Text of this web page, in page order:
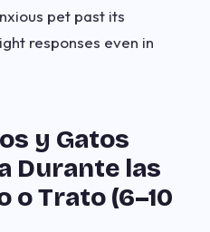
pet past its
responses even in
y Gatos
Durante las
o Trato (6–10